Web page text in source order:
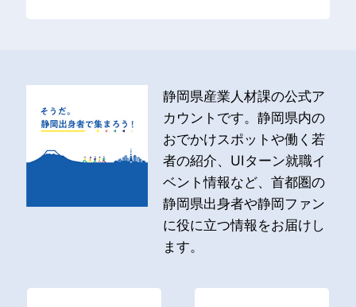
静岡県産業人材課の公式ア
カウントです。静岡県内の
おでかけスポットや働く若
者の紹介、UIターン就職イ
ベント情報など、首都圏の
静岡県出身者や静岡ファン
に役に立つ情報をお届けし
ます。